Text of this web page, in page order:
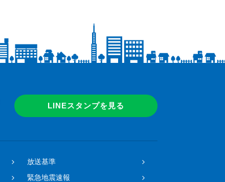
LINEスタンプを見る
放送基準
緊急地震速報